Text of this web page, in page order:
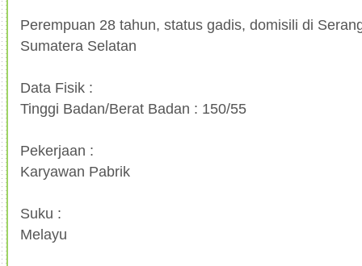
Perempuan 28 tahun, status gadis, domisili di
Sumatera Selatan
Data Fisik :
Tinggi Badan/Berat Badan : 150/55
Pekerjaan :
Karyawan Pabrik
Suku :
Melayu